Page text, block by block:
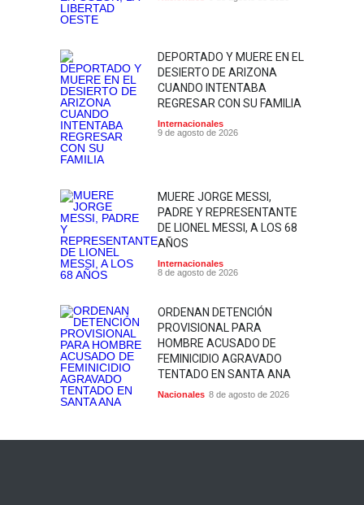
DEPORTADO Y MUERE EN EL
DESIERTO DE ARIZONA
CUANDO INTENTABA
REGRESAR CON SU FAMILIA
Internacionales
9 de agosto de 2026
MUERE JORGE MESSI,
PADRE Y REPRESENTANTE
DE LIONEL MESSI, A LOS 68
AÑOS
Internacionales
8 de agosto de 2026
ORDENAN DETENCIÓN
PROVISIONAL PARA
HOMBRE ACUSADO DE
FEMINICIDIO AGRAVADO
TENTADO EN SANTA ANA
Nacionales 8 de agosto de 2026